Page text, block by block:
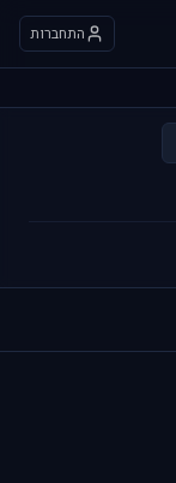
התחברות